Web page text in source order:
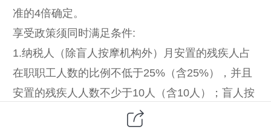
准的4倍确定。
享受政策须同时满足条件:
1.纳税人（除盲人按摩机构外）月安置的残疾人占
在职职工人数的比例不低于25%（含25%），并且
安置的残疾人人数不少于10人（含10人）；盲人按
摩机构月安置的残疾人占在职职工人数的比例不低